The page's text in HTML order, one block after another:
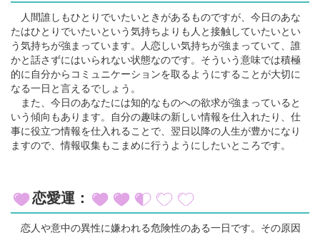
人間誰しもひとりでいたいときがあるものですが、今日のあな
たはひとりでいたいという気持ちよりも人と接触していたいとい
う気持ちが強まっています。人恋しい気持ちが強まっていて、誰
かと話さずにはいられない状態なのです。そういう意味では積極
的に自分からコミュニケーションを取るようにすることが大切に
なる一日と言えるでしょう。
また、今日のあなたには知的なものへの欲求が強まっていると
いう傾向もあります。自分の趣味の新しい情報を仕入れたり、仕
事に役立つ情報を仕入れることで、翌日以降の人生が豊かになり
ますので、情報収集もこまめに行うようにしたいところです。
恋愛運：
恋人や意中の異性に嫌われる危険性のある一日です。その原因